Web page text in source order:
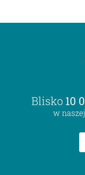
Blisko 10
w